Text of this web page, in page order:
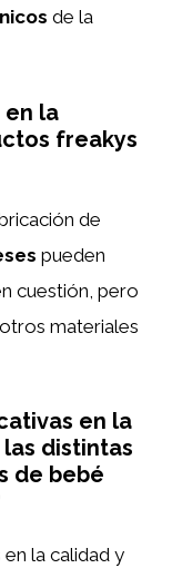
de la
en la
freakys
de
pueden
cuestión, pero
materiales
en la
distintas
de bebé
la calidad y